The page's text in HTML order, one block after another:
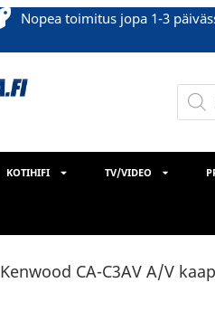
Nopea toimitus jopa 1-3
KOTIHIFI TV/VIDEO
Kenwood CA-C3AV A/V